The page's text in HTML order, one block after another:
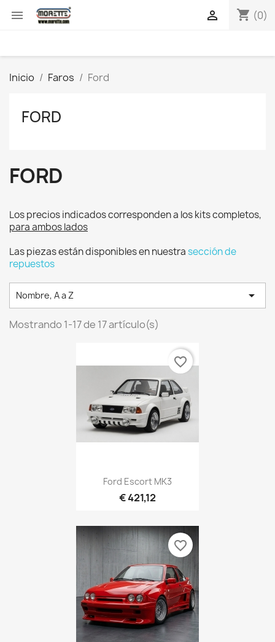
 shopping_cart (0)

Inicio Faros Ford
FORD
FORD
Los precios indicados corresponden a los kits completos,
para ambos lados
Las piezas están disponibles en nuestrasección de
repuestos
Nombre, A a Z 
Mostrando 1-17 de 17 artículo(s)
Ford Escort MK3
€ 421,12
favorite_border
favorite_border